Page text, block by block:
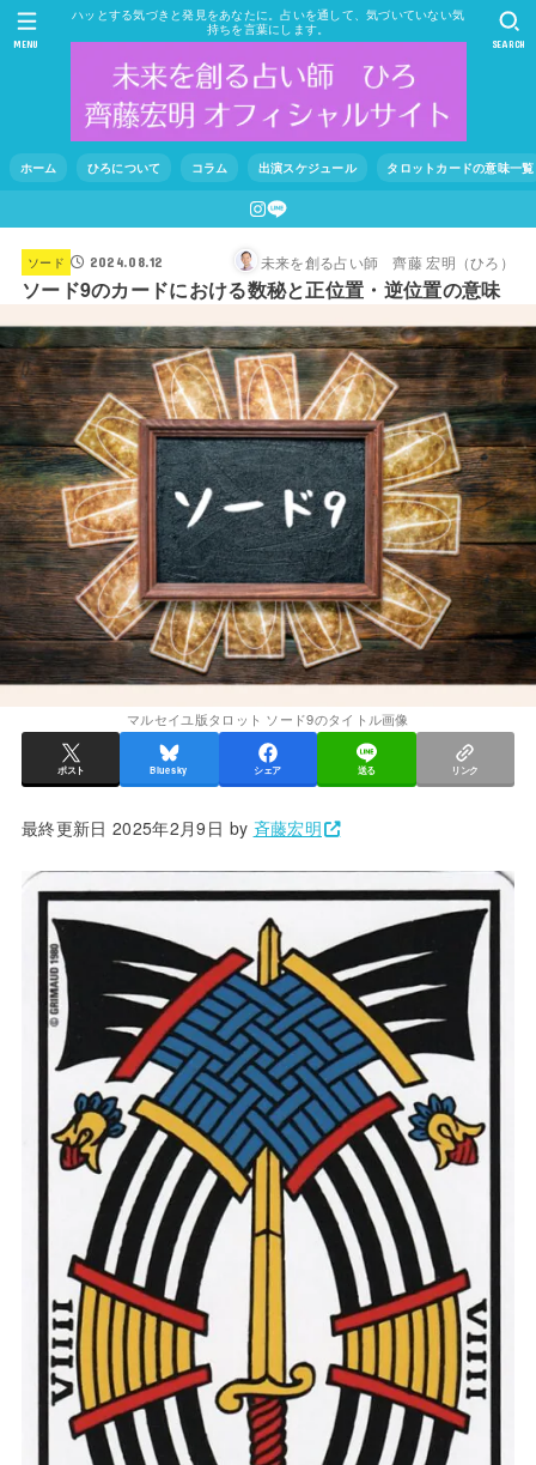
ハッとする気づきと発見をあなたに。占いを通して、気づいていない気
持ちを言葉にします。
ホーム ひろについて コラム 出演スケジュール タロットカードの意味一覧
SEARCH
MENU
ソード 2024.08.12 未来を創る占い師 齊藤 宏明（ひろ）
ソード9のカードにおける数秘と正位置・逆位置の意味
マルセイユ版タロット ソード9のタイトル画像
ポスト Bluesky シェア 送る リンク
最終更新日 2025年2月9日 by 斉藤宏明